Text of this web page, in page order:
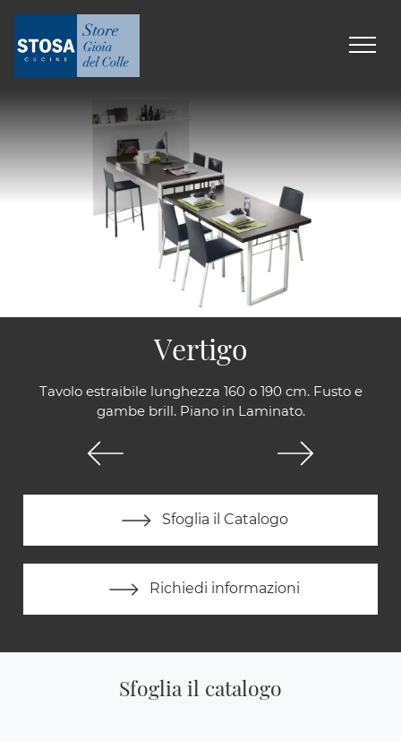
Tavolo estraibile lunghezza 160 o 190 cm. Fusto e
gambe brill. Piano in Laminato.
Sfoglia il Catalogo
Richiedi informazioni
Vertigo
Sfoglia il catalogo